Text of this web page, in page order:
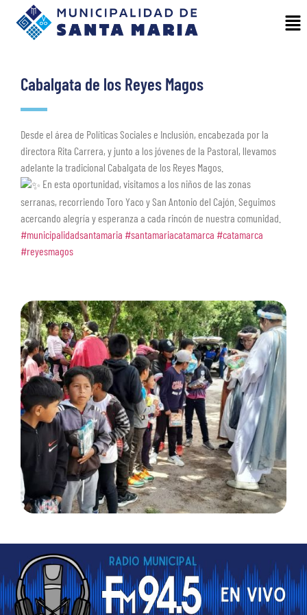
Cabalgata de los Reyes Magos
Desde el área de Políticas Sociales e Inclusión, encabezada por la
directora Rita Carrera, y junto a los jóvenes de la Pastoral, llevamos
adelante la tradicional Cabalgata de los Reyes Magos.
En esta oportunidad, visitamos a los niños de las zonas
serranas, recorriendo Toro Yaco y San Antonio del Cajón. Seguimos
acercando alegría y esperanza a cada rincón de nuestra comunidad.
#municipalidadsantamaria #santamariacatamarca #catamarca
#reyesmagos